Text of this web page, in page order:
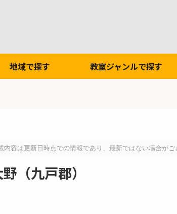
地域で探す 教室ジャンルで探す
内容は更新日時点での情報であり、最新ではない場合がご
（九戸郡）